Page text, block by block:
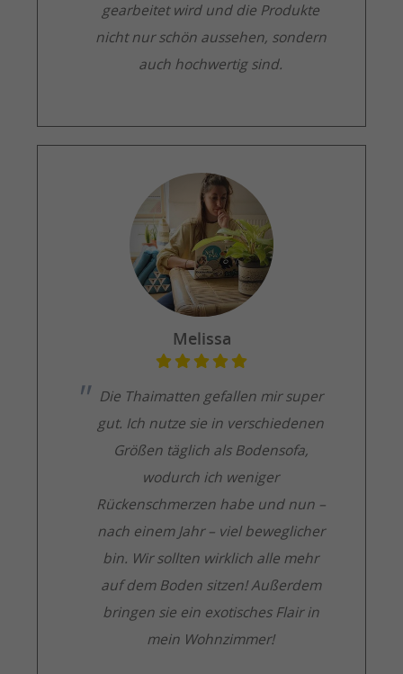
gearbeitet wird und die Produkte
nicht nur schön aussehen, sondern
auch hochwertig sind.
Die Thaimatten gefallen mir super
gut. Ich nutze sie in verschiedenen
Größen täglich als Bodensofa,
wodurch ich weniger
Rückenschmerzen habe und nun –
nach einem Jahr – viel beweglicher
bin. Wir sollten wirklich alle mehr
auf dem Boden sitzen! Außerdem
bringen sie ein exotisches Flair in
mein Wohnzimmer!
Melissa